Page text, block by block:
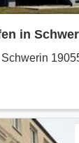
in
Schwerin